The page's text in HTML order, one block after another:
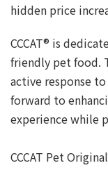
hidden price
CCCAT® is
friendly pet food.
active response
forward to
experience while
CCCAT Pet Original